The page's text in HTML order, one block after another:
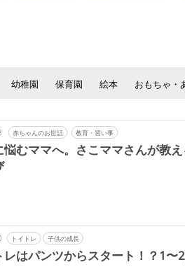
幼稚園 保育園 絵本 おもちゃ・
赤ちゃんのお世話 教育・習い事
悩むママへ。さこママさんが教
トイトレ 子供の成長
レはパンツからスタート！？1